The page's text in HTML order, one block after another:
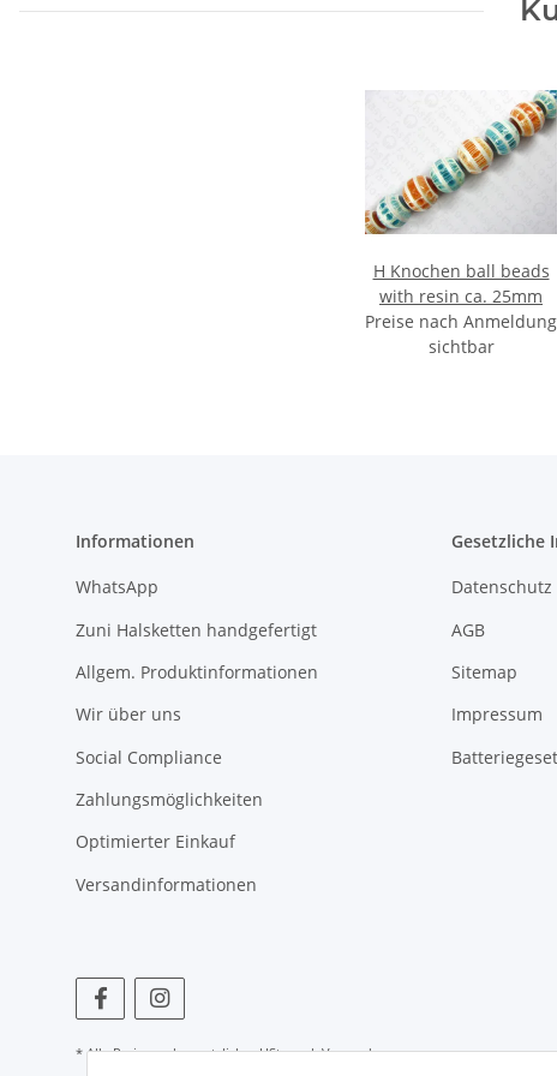
H Knochen ball beads
with resin ca. 25mm
Preise nach Anmeldung
sichtbar
Informationen
WhatsApp
Zuni Halsketten handgefertigt
Allgem. Produktinformationen
Wir über uns
Social Compliance
Zahlungsmöglichkeiten
Optimierter Einkauf
Versandinformationen
Gesetzliche
Datenschutz
AGB
Sitemap
Impressum
* Alle Preise zzgl. gesetzlicher USt., zzgl.Versand